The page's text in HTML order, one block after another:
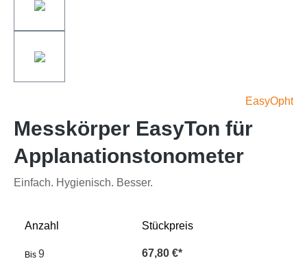
EasyOpht
Messkörper EasyTon für
Applanationstonometer
Einfach. Hygienisch. Besser.
Anzahl Stückpreis
Bis 9 67,80 €*